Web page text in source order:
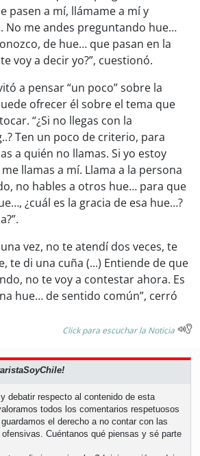
pasen a mí, llámame a mí y
No me andes preguntando hue…
de hue… que pasan en la
voy a decir yo?”, cuestionó.
a pensar “un poco” sobre la
ofrecer él sobre el tema que
“¿Si no llegas con la
Ten un poco de criterio, para
a quién no llamas. Si yo estoy
llamas a mí. Llama a la persona
no hables a otros hue… para que
¿cuál es la gracia de esa hue…?
vez, no te atendí dos veces, te
te di una cuña (...) Entiende de que
no te voy a contestar ahora. Es
hue… de sentido común”, cerró
Click para escuchar la Noticia
debatir respecto al contenido de esta
todos los comentarios respetuosos
el derecho a no contar con las
Cuéntanos qué piensas y sé parte